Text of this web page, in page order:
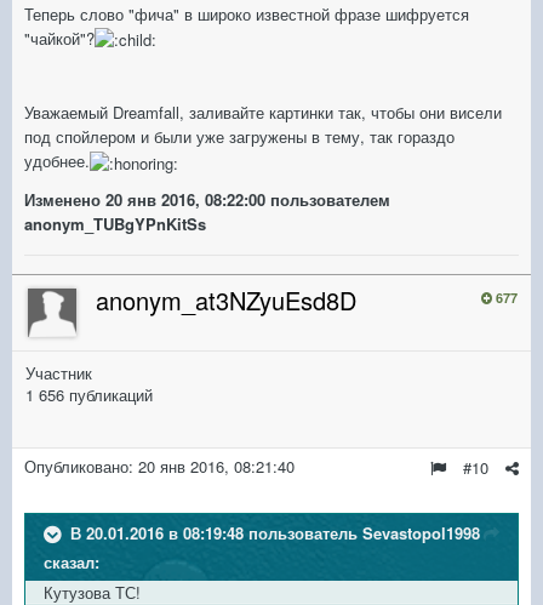
Теперь слово "фича" в широко известной фразе шифруется
"чайкой"?
Уважаемый Dreamfall, заливайте картинки так, чтобы они висели
под спойлером и были уже загружены в тему, так гораздо
удобнее.
Изменено 20 янв 2016, 08:22:00 пользователем
anonym_TUBgYPnKitSs
677
anonym_at3NZyuEsd8D
Участник
1 656 публикаций
#10
Опубликовано: 20 янв 2016, 08:21:40
В 20.01.2016 в 08:19:48 пользователь Sevastopol1998
сказал:
Кутузова ТС!